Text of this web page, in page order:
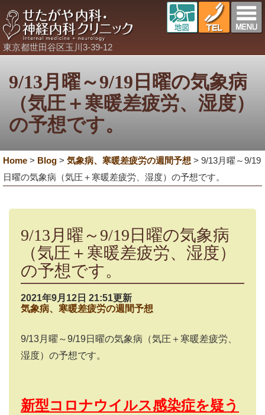
東京都世田谷区玉川3-39-12
9/13月曜～9/19日曜の気象病
（気圧＋寒暖差疲労、湿度）
の予想です。
Home > Blog > 気象病、寒暖差疲労の週間予想 > 9/13月曜～9/19
日曜の気象病（気圧＋寒暖差疲労、湿度）の予想です。
9/13月曜～9/19日曜の気象病
（気圧＋寒暖差疲労、湿度）
の予想です。
2021年9月12日 21:51更新
気象病、寒暖差疲労の週間予想
9/13月曜～9/19 日曜の気象病（気圧＋寒暖差疲労、
湿度）の予想です。
新型コロナウイルス感染症を疑う